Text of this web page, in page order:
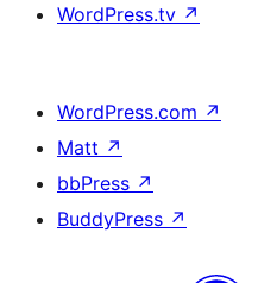
WordPress.tv ↗
WordPress.com ↗
Matt ↗
bbPress ↗
BuddyPress ↗